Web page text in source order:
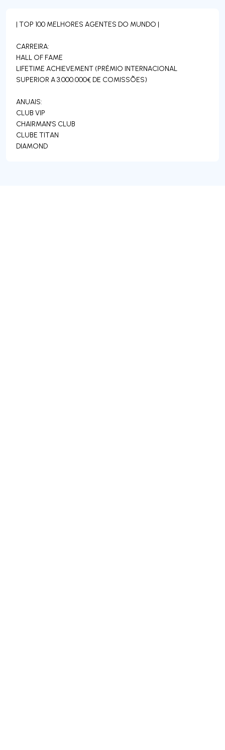
| TOP 100 MELHORES AGENTES DO MUNDO |
CARREIRA:
HALL OF FAME
LIFETIME ACHIEVEMENT (PRÉMIO INTERNACIONAL
SUPERIOR A 3.000.000€ DE COMISSÕES)
ANUAIS:
CLUB VIP
CHAIRMAN'S CLUB
CLUBE TITAN
DIAMOND